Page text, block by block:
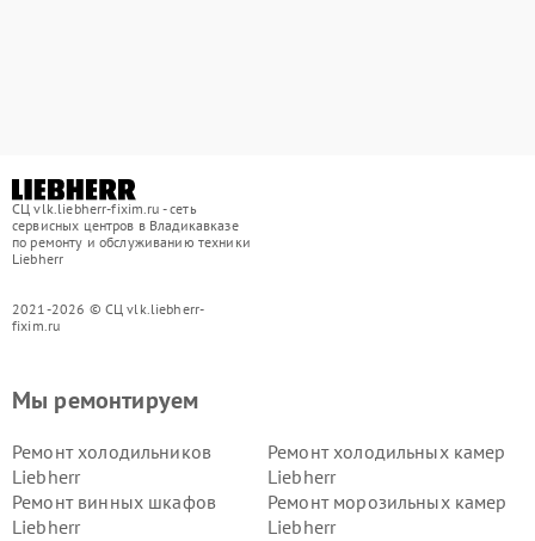
СЦ vlk.liebherr-fixim.ru - сеть
сервисных центров в Владикавказе
по ремонту и обслуживанию техники
Liebherr
2021-2026 © СЦ vlk.liebherr-
fixim.ru
Мы ремонтируем
Ремонт холодильников
Liebherr
Ремонт холодильных камер
Liebherr
Ремонт винных шкафов
Liebherr
Ремонт морозильных камер
Liebherr